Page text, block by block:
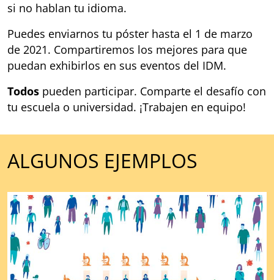
si no hablan tu idioma.
Puedes enviarnos tu póster hasta el 1 de marzo
de 2021. Compartiremos los mejores para que
puedan exhibirlos en sus eventos del IDM.
Todos pueden participar. Comparte el desafío con
tu escuela o universidad. ¡Trabajen en equipo!
ALGUNOS EJEMPLOS